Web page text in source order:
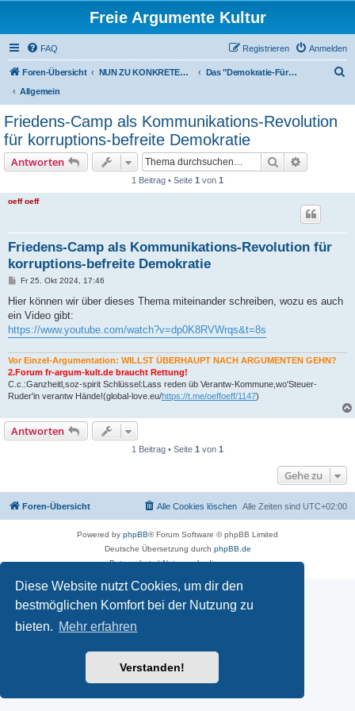
Diese Website nutzt Cookies, um dir den
bestmöglichen Komfort bei der Nutzung zu
bieten. Mehr erfahren
Verstanden!
Freie Argumente Kultur
FAQ Anmelden
Registrieren
Foren-Übersicht NUN ZU KONKRETEN AKTIONEN U PROJEKTEN, ALS WICHTIGSTES AUSSER-PARLAMENTARISCHE KOMMUNEN WIE DAS DeFüCa
Das "Demokratie-Fürsorge-Camp (DeFüCa)" als Gesamt-Projekt
Allgemein
Friedens-Camp als Kommunikations-Revolution
für korruptions-befreite Demokratie
Antworten Suche
1 Beitrag • Seite 1 von 1
oeff oeff
Friedens-Camp als Kommunikations-Revolution für
korruptions-befreite Demokratie
B
i
r
a
g
Fr 25. Okt 2024, 17:46
Hier können wir über dieses Thema miteinander schreiben, wozu es auch
ein Video gibt:
https://www.youtube.com/watch?v=dp0K8RVWrqs&t=8s
Vor Einzel-Argumentation: WILLST ÜBERHAUPT NACH ARGUMENTEN GEHN?
2.Forum fr-argum-kult.de braucht Rettung!
C.c.:Ganzheitl,soz-spirit Schlüssel:Lass reden üb Verantw-Kommune,wo'Steuer-
Ruder'in verantw Hände!(global-love.eu/https://t.me/oeffoeff/1147)
Antworten
1 Beitrag • Seite 1 von 1
Gehe zu
Foren-Übersicht Alle Zeiten sind UTC+02:00
Alle Cookies löschen
Powered by phpBB® Forum Software © phpBB Limited
Deutsche Übersetzung durch phpBB.de
Datenschutz|Nutzungsbedingungen